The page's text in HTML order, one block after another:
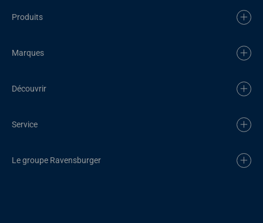
Produits
Marques
Découvrir
Service
Le groupe Ravensburger